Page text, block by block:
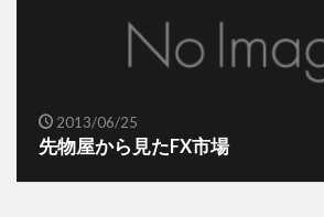
2013/06/25
先物屋から見たFX市場